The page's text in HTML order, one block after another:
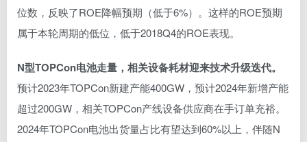
位数，反映了ROE降幅预期（低于6%）。这样的ROE预期
属于本轮周期的低位，低于2018Q4的ROE表现。
N型TOPCon电池走量，相关设备耗材迎来技术升级迭代。
预计2023年TOPCon新建产能400GW，预计2024年新增产能
超过200GW，相关TOPCon产线设备供应商在手订单充裕。
2024年TOPCon电池出货量占比有望达到60%以上，伴随N